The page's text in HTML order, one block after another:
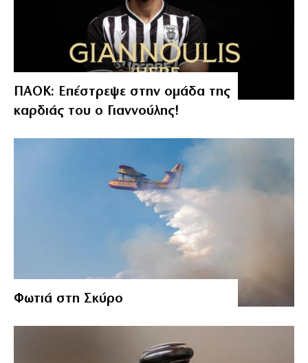
ΠΑΟΚ: Επέστρεψε στην ομάδα της
καρδιάς του ο Γιαννούλης!
Φωτιά στη Σκύρο